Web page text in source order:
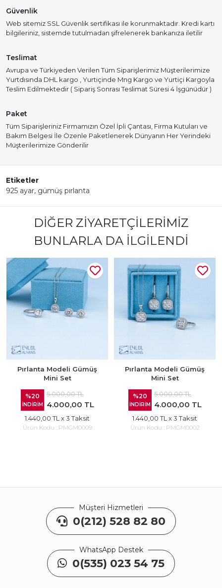
Güvenlik
Web sitemiz SSL Güvenlik sertifikası ile korunmaktadır. Kredi kartı
bilgileriniz, sistemde tutulmadan şifrelenerek bankanıza iletilir
Teslimat
Avrupa ve Türkiyeden Verilen Tüm Siparişlerimiz Müşterilerimize
Yurtdısında DHL kargo , Yurtiçinde Mng Kargo ve Yurtiçi Kargoyla
Teslim Edilmektedir ( Sipariş Sonrası Teslimat Süresi 4 İşgünüdür )
Paket
Tüm Siparişleriniz Firmamızın Özel İpli Çantası, Firma Kutuları ve
Bakım Belgesi İle Özenle Paketlenerek Dünyanın Her Yerindeki
Müşterilerimize Gönderilir
Etiketler
925 ayar, gümüş pırlanta
DIĞER ZIYARETÇILERIMIZ
BUNLARLA DA İLGILENDI
Pırlanta Modeli Gümüş
Mini Set
%20
İNDİRİM
5.000,00 TL
4.000,00 TL
1.440,00 TL x 3 Taksit
Ürün Kodu : PMGM0009
Pırlanta Modeli Gümüş
Mini Set
%20
İNDİRİM
5.000,00 TL
4.000,00 TL
1.440,00 TL x 3 Taksit
Ürün Kodu : PMGM0002
Müşteri Hizmetleri
0(212) 528 82 80
WhatsApp Destek
0(535) 023 54 75